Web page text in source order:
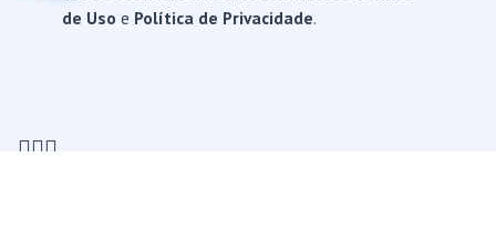
de Uso e Política de Privacidade.